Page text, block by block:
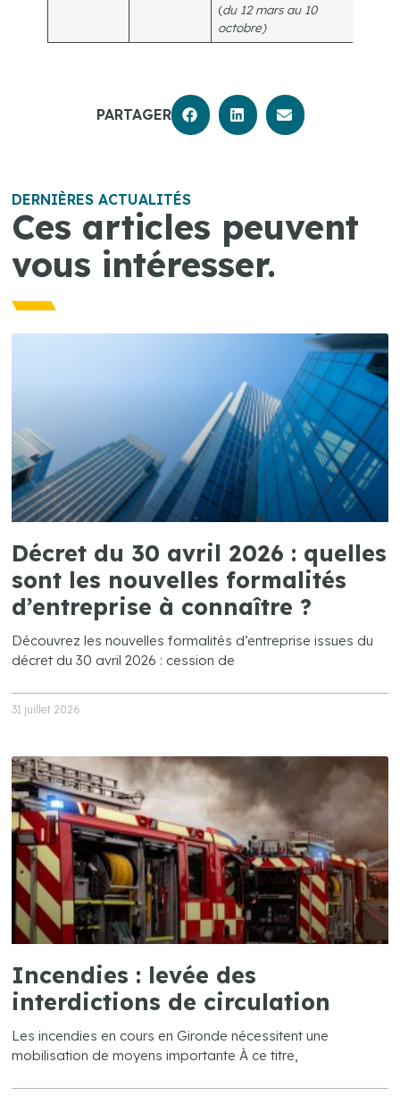
(du 12 mars au 10
octobre)
PARTAGER
DERNIÈRES ACTUALITÉS
Ces articles peuvent
vous intéresser.
Décret du 30 avril 2026 : quelles
sont les nouvelles formalités
d’entreprise à connaître ?
Découvrez les nouvelles formalités d’entreprise issues du
décret du 30 avril 2026 : cession de
31 juillet 2026
Incendies : levée des
interdictions de circulation
Les incendies en cours en Gironde nécessitent une
mobilisation de moyens importante À ce titre,